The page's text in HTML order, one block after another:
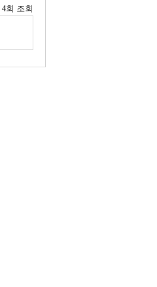
4회 조회